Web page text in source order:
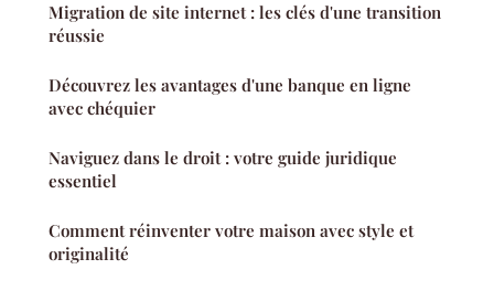
Migration de site internet : les clés d'une transition
réussie
Découvrez les avantages d'une banque en ligne
avec chéquier
Naviguez dans le droit : votre guide juridique
essentiel
Comment réinventer votre maison avec style et
originalité